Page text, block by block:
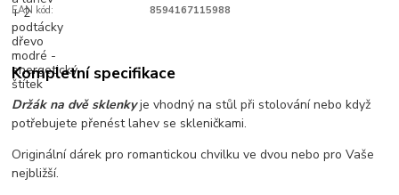
EAN kód:
8594167115988
Kompletní specifikace
Držák na dvě sklenkyje vhodný na stůl při stolování nebo když
potřebujete přenést lahev se skleničkami.
Originální dárek pro romantickou chvilku ve dvou nebo pro Vaše
nejbližší.